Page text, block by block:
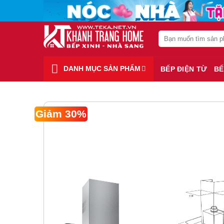
Search
for:
DANH MỤC SẢN PHẨM BẾP ĐIỆN TỪ
Giảm 30%